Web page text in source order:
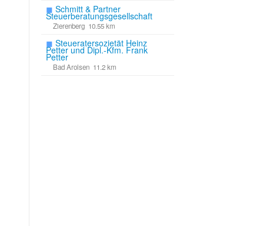
◼ Schmitt & Partner
Steuerberatungsgesellschaft
Zierenberg 10.55 km
◼ Steueratersozietät Heinz
Petter und Dipl.-Kfm. Frank
Petter
Bad Arolsen 11.2 km